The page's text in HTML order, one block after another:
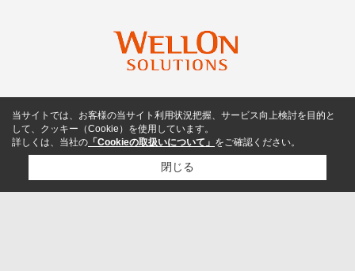
当サイトでは、お客様の当サイト利用状況把握、サービス向上検討を目的と
して、クッキー（Cookie）を使用しています。
詳しくは、当社の 「Cookieの取扱いについて」 をご確認ください。
閉じる